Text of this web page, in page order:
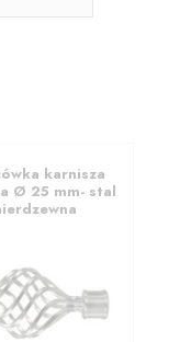
karnisza
Ø 25 mm- stal